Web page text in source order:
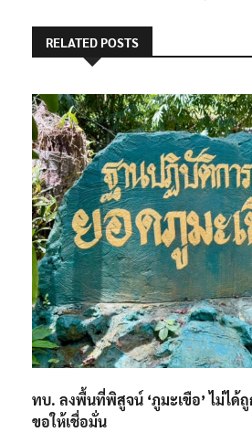
RELATED POSTS
ทบ. ลงพื้นที่พิสูจน์ ‘ภูมะเขือ’ ไม่ได้
ขอให้เชื่อมั่น